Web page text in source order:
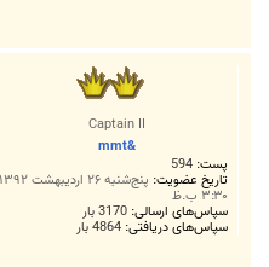
Captain II
&mmt
پست: 594
تاریخ عضویت:
۳:۳۰ ب.ظ
سپاس‌های ارسالی: 3170 بار
سپاس‌های دریافتی: 4864 بار